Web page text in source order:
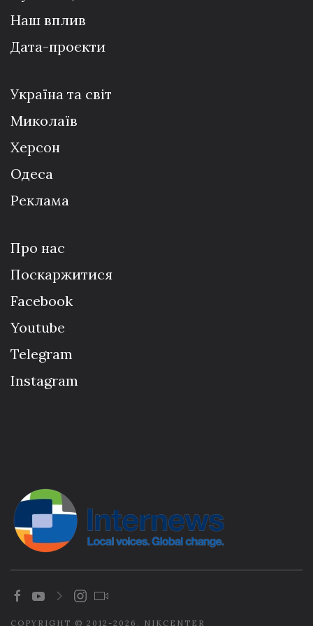
Наш вплив
Дата-проєкти
Україна та світ
Миколаїв
Херсон
Одеса
Реклама
Про нас
Поскаржитися
Facebook
Youtube
Telegram
Instagram
COPYRIGHT © 2012-2026. NIKCENTER